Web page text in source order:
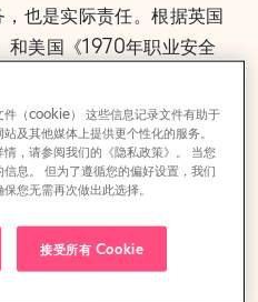
也是实际责任。根据英国
和美国《1970年职业安全
的员工。当地缘政治风险
动评估和应对当地的实际
旅行警告。
键领域：
（cookie） 这些信息记录文件有助于
及其他媒体上提供更个性化的服务。
，请参阅我们的《隐私政策》。 当您
息。 但为了遵循您的偏好设置，我们
您无需再次做出此选择。
接受所有 Cookie